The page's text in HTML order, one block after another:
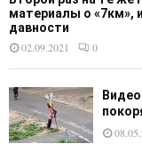
материалы о «7км»,
давности
02.09.2021
0